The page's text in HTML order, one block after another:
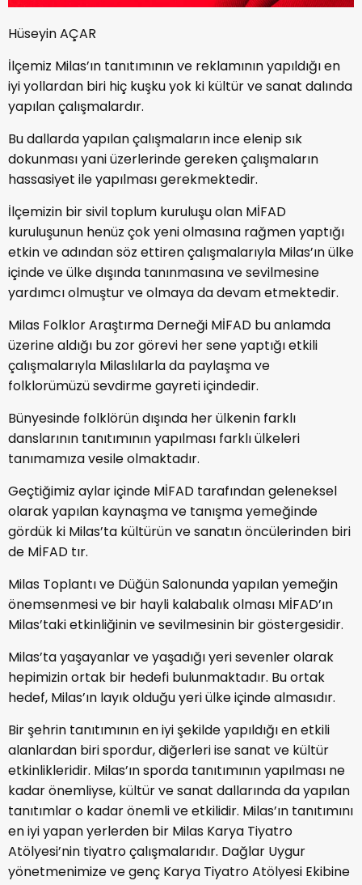
Hüseyin AÇAR
İlçemiz Milas’ın tanıtımının ve reklamının yapıldığı en
iyi yollardan biri hiç kuşku yok ki kültür ve sanat dalında
yapılan çalışmalardır.
Bu dallarda yapılan çalışmaların ince elenip sık
dokunması yani üzerlerinde gereken çalışmaların
hassasiyet ile yapılması gerekmektedir.
İlçemizin bir sivil toplum kuruluşu olan MİFAD
kuruluşunun henüz çok yeni olmasına rağmen yaptığı
etkin ve adından söz ettiren çalışmalarıyla Milas’ın ülke
içinde ve ülke dışında tanınmasına ve sevilmesine
yardımcı olmuştur ve olmaya da devam etmektedir.
Milas Folklor Araştırma Derneği MİFAD bu anlamda
üzerine aldığı bu zor görevi her sene yaptığı etkili
çalışmalarıyla Milaslılarla da paylaşma ve
folklorümüzü sevdirme gayreti içindedir.
Bünyesinde folklörün dışında her ülkenin farklı
danslarının tanıtımının yapılması farklı ülkeleri
tanımamıza vesile olmaktadır.
Geçtiğimiz aylar içinde MİFAD tarafından geleneksel
olarak yapılan kaynaşma ve tanışma yemeğinde
gördük ki Milas’ta kültürün ve sanatın öncülerinden biri
de MİFAD tır.
Milas Toplantı ve Düğün Salonunda yapılan yemeğin
önemsenmesi ve bir hayli kalabalık olması MİFAD’ın
Milas’taki etkinliğinin ve sevilmesinin bir göstergesidir.
Milas’ta yaşayanlar ve yaşadığı yeri sevenler olarak
hepimizin ortak bir hedefi bulunmaktadır. Bu ortak
hedef, Milas’ın layık olduğu yeri ülke içinde almasıdır.
Bir şehrin tanıtımının en iyi şekilde yapıldığı en etkili
alanlardan biri spordur, diğerleri ise sanat ve kültür
etkinlikleridir. Milas’ın sporda tanıtımının yapılması ne
kadar önemliyse, kültür ve sanat dallarında da yapılan
tanıtımlar o kadar önemli ve etkilidir. Milas’ın tanıtımını
en iyi yapan yerlerden bir Milas Karya Tiyatro
Atölyesi’nin tiyatro çalışmalarıdır. Dağlar Uygur
yönetmenimize ve genç Karya Tiyatro Atölyesi Ekibine